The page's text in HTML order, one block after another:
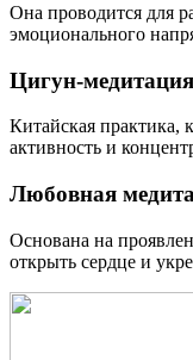
Она проводится для
эмоционального
Цигун-медитация
Китайская практика,
активность и
Любовная
Основана на
открыть сердце и